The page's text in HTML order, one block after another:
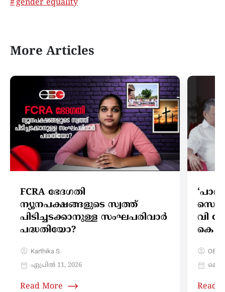
gender equality
More Articles
FCRA ഭേദഗതി
ന്യൂനപക്ഷങ്ങളുടെ സ്വത്ത്
പിടിച്ചടക്കാനുള്ള സംഘപരിവാർ
പദ്ധതിയോ?
Karthika S
ഏപ്രിൽ 11, 2026
Read More
വി
കെ
OBC
മെയ്‌
Read